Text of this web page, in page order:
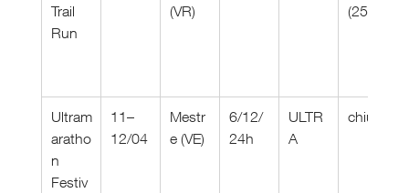
Trail
Run
(VR)
(250)
Ultram
aratho
n
Festiv
11–
12/04
Mestr
e (VE)
6/12/
24h
ULTR
A
chiuse